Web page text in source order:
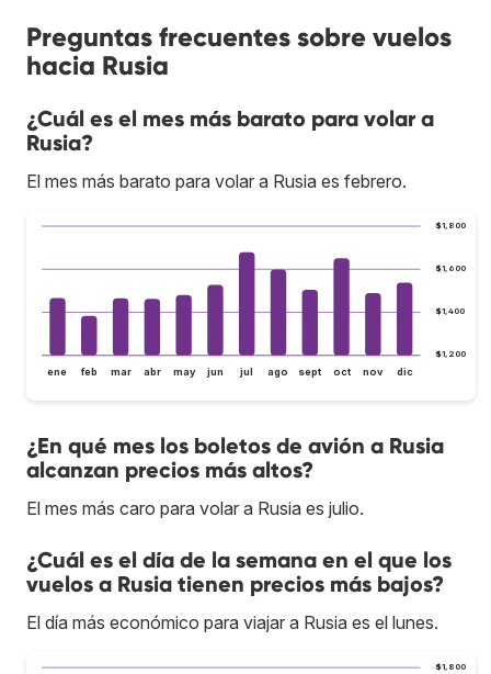
Preguntas frecuentes sobre vuelos
hacia Rusia
¿Cuál es el mes más barato para volar a
Rusia?
El mes más barato para volar a Rusia es febrero.
$1,200
$1,400
$1,600
$1,800
ene feb mar abr may jun jul ago sept oct nov dic
¿En qué mes los boletos de avión a Rusia
alcanzan precios más altos?
El mes más caro para volar a Rusia es julio.
¿Cuál es el día de la semana en el que los
vuelos a Rusia tienen precios más bajos?
El día más económico para viajar a Rusia es el lunes.
$1,800